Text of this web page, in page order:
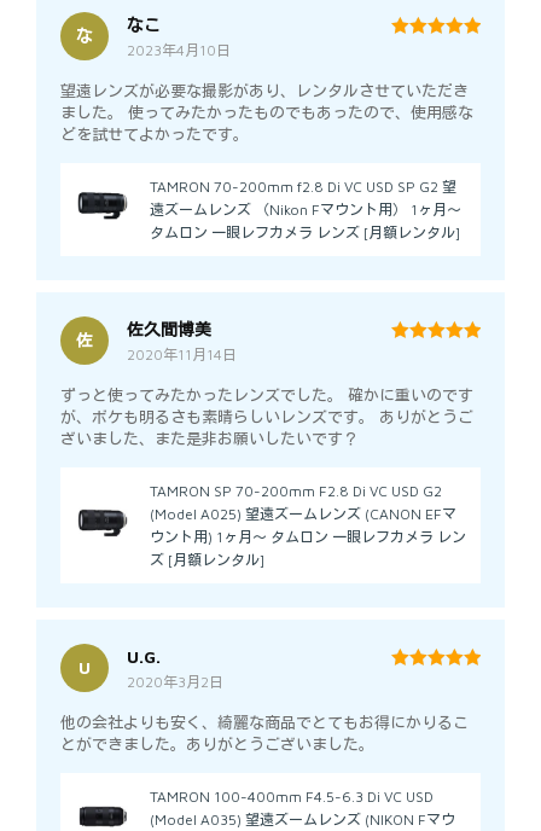
な
なこ
2023年4月10日
望遠レンズが必要な撮影があり、レンタルさせていただき
ました。 使ってみたかったものでもあったので、使用感な
どを試せてよかったです。
TAMRON 70-200mm f2.8 Di VC USD SP G2 望
遠ズームレンズ （Nikon Fマウント用） 1ヶ月～
タムロン 一眼レフカメラ レンズ [月額レンタル]
佐
佐久間博美
2020年11月14日
ずっと使ってみたかったレンズでした。 確かに重いのです
が、ボケも明るさも素晴らしいレンズです。 ありがとうご
ざいました、また是非お願いしたいです？
TAMRON SP 70-200mm F2.8 Di VC USD G2
(Model A025) 望遠ズームレンズ (CANON EFマ
ウント用) 1ヶ月～ タムロン 一眼レフカメラ レン
ズ [月額レンタル]
U
U.G.
2020年3月2日
他の会社よりも安く、綺麗な商品でとてもお得にかりるこ
とができました。ありがとうございました。
TAMRON 100-400mm F4.5-6.3 Di VC USD
(Model A035) 望遠ズームレンズ (NIKON Fマウ